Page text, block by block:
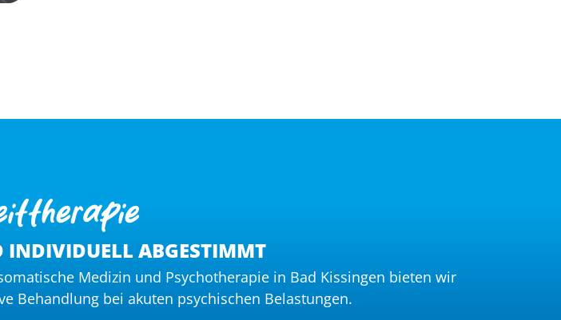
INDIVIDUELL ABGESTIMMT
Medizin und Psychotherapie in Bad Kissingen bieten wir
Behandlung bei akuten psychischen Belastungen.